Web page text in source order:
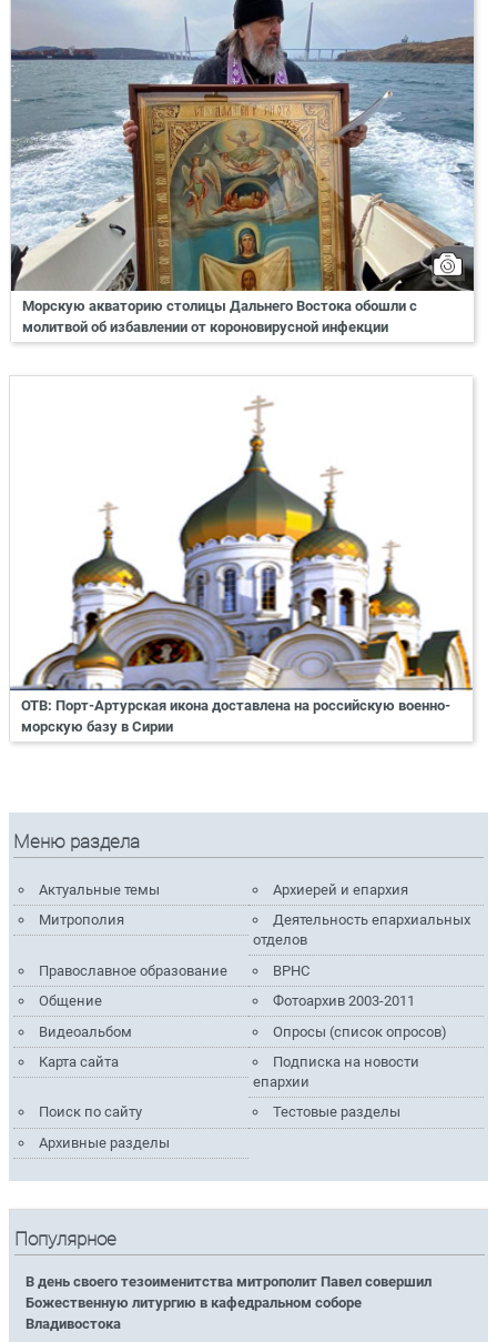
Морскую акваторию столицы Дальнего Востока обошли с
молитвой об избавлении от короновирусной инфекции
ОТВ: Порт-Артурская икона доставлена на российскую военно-
морскую базу в Сирии
Меню раздела
Актуальные темы
Архиерей и епархия
Митрополия
Деятельность епархиальных
отделов
Православное образование
ВРНС
Общение
Фотоархив 2003-2011
Видеоальбом
Опросы (список опросов)
Карта сайта
Подписка на новости
епархии
Поиск по сайту
Тестовые разделы
Архивные разделы
Популярное
В день своего тезоименитства митрополит Павел совершил
Божественную литургию в кафедральном соборе
Владивостока